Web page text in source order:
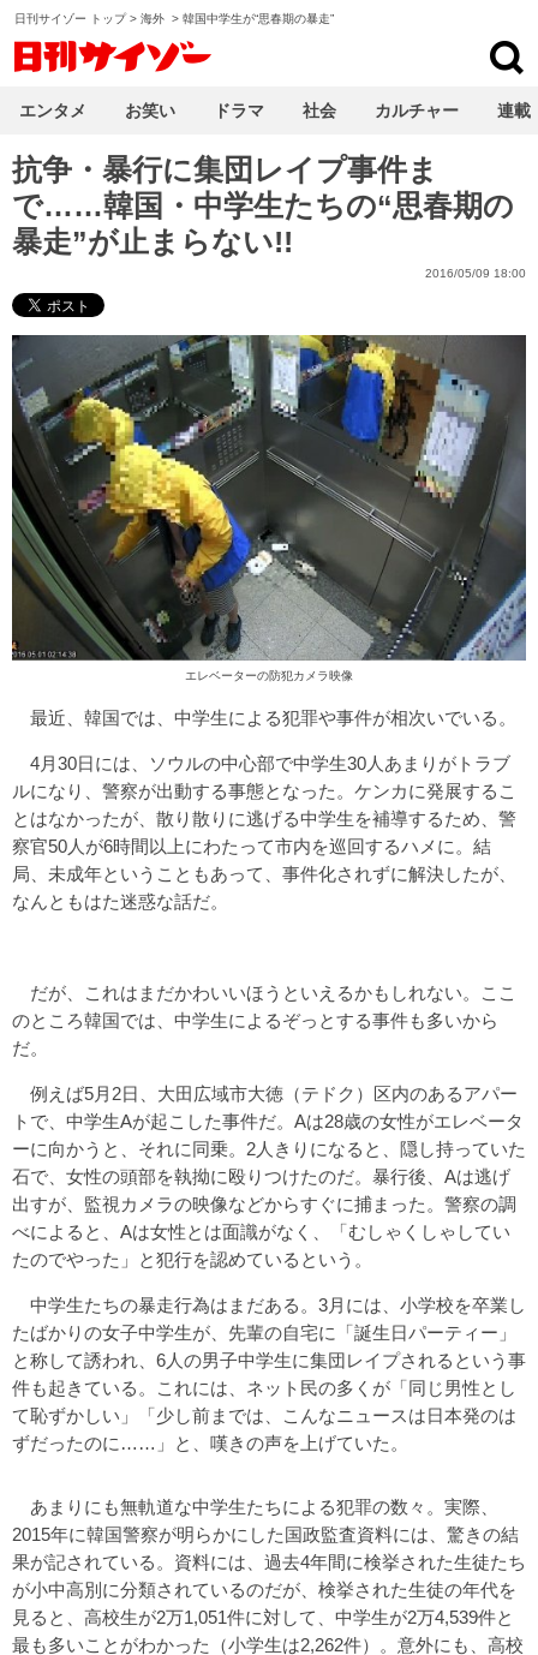
日刊サイゾー トップ> 海外 > 韓国中学生が“思春期の暴走”
抗争・暴行に集団レイプ事件ま
で……韓国・中学生たちの“思春期の
暴走”が止まらない!!
2016/05/09 18:00
エレベーターの防犯カメラ映像
最近、韓国では、中学生による犯罪や事件が相次いでいる。
4月30日には、ソウルの中心部で中学生30人あまりがトラブ
ルになり、警察が出動する事態となった。ケンカに発展するこ
とはなかったが、散り散りに逃げる中学生を補導するため、警
察官50人が6時間以上にわたって市内を巡回するハメに。結
局、未成年ということもあって、事件化されずに解決したが、
なんともはた迷惑な話だ。
だが、これはまだかわいいほうといえるかもしれない。ここ
のところ韓国では、中学生によるぞっとする事件も多いから
だ。
例えば5月2日、大田広域市大徳（テドク）区内のあるアパー
トで、中学生Aが起こした事件だ。Aは28歳の女性がエレベータ
ーに向かうと、それに同乗。2人きりになると、隠し持っていた
石で、女性の頭部を執拗に殴りつけたのだ。暴行後、Aは逃げ
出すが、監視カメラの映像などからすぐに捕まった。警察の調
べによると、Aは女性とは面識がなく、「むしゃくしゃしてい
たのでやった」と犯行を認めているという。
中学生たちの暴走行為はまだある。3月には、小学校を卒業し
たばかりの女子中学生が、先輩の自宅に「誕生日パーティー」
と称して誘われ、6人の男子中学生に集団レイプされるという事
件も起きている。これには、ネット民の多くが「同じ男性とし
て恥ずかしい」「少し前までは、こんなニュースは日本発のは
ずだったのに……」と、嘆きの声を上げていた。
あまりにも無軌道な中学生たちによる犯罪の数々。実際、
2015年に韓国警察が明らかにした国政監査資料には、驚きの結
果が記されている。資料には、過去4年間に検挙された生徒たち
が小中高別に分類されているのだが、検挙された生徒の年代を
見ると、高校生が2万1,051件に対して、中学生が2万4,539件と
最も多いことがわかった（小学生は2,262件）。意外にも、高校
エンタメ お笑い ドラマ 社会 カルチャー 連載